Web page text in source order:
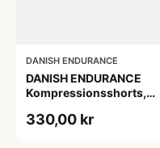
DANISH ENDURANCE
DANISH ENDURANCE
Kompressionsshorts,
330,00 kr